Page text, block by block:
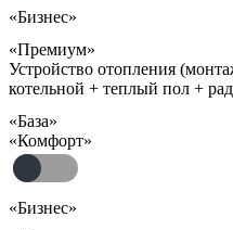
«Бизнес»
«Премиум»
Устройство отопления
котельной + теплый пол +
«База»
«Комфорт»
«Бизнес»